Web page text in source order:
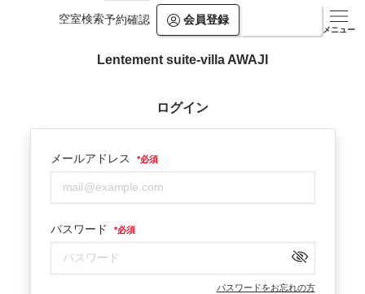
空室検索予約確認 会員登録
メニュー
Lentement suite-villa AWAJI
ログイン
メールアドレス *必須
パスワード *必須
パスワードをお忘れの方